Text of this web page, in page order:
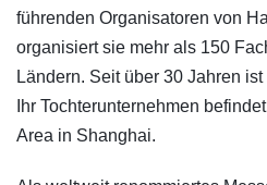
führenden Organisatoren von
organisiert sie mehr als 150
Ländern. Seit über 30 Jahren
Ihr Tochterunternehmen
Area in Shanghai.